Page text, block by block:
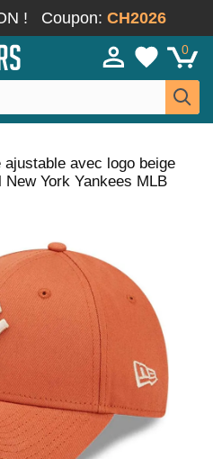
! Coupon: CH2026
0
avec logo beige
York Yankees MLB